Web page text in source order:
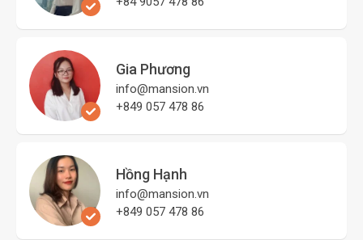
Gia Phương
info@mansion.vn
+849 057 478 86
Hồng Hạnh
info@mansion.vn
+849 057 478 86